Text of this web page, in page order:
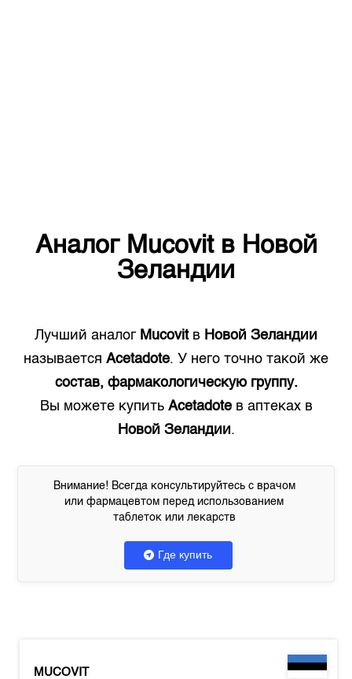
Аналог Mucovitв Новой
Зеландии
Лучший аналог Mucovitв Новой Зеландии
называется Acetadote. У него точно такой же
состав, фармакологическую группу.
Вы можете купить Acetadoteв аптеках в
Новой Зеландии.
Внимание! Всегда консультируйтесь с врачом
или фармацевтом перед использованием
таблеток или лекарств
Где купить
MUCOVIT